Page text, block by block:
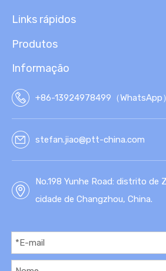
Links rápidos
Produtos
Informação
+86-13924978499（WhatsApp）
stefan.jiao@ptt-china.com
No.198 Yunhe Road: distrito de
cidade de Changzhou, China.